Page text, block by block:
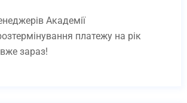
вищого класу)
₴18700
Академії
платежу на рік
зараз!